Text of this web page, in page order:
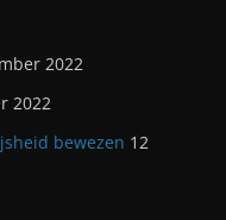
2022
2022
bewezen 12